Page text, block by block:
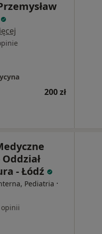
200 zł
- Łódź
Pediatria ·
opinii